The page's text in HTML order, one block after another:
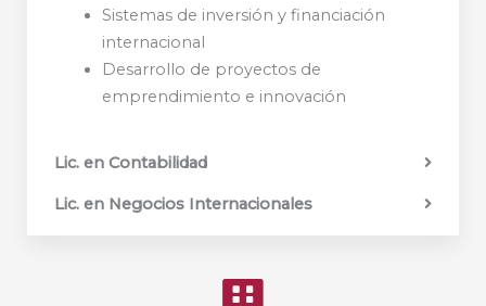
Sistemas de inversión y financiación
internacional
Desarrollo de proyectos de
emprendimiento e innovación
Lic. en Contabilidad
Lic. en Negocios Internacionales